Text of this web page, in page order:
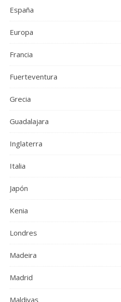
España
Europa
Francia
Fuerteventura
Grecia
Guadalajara
Inglaterra
Italia
Japón
Kenia
Londres
Madeira
Madrid
Maldivas